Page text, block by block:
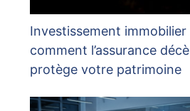
Investissement immobilier
comment l’assurance
protège votre patrimoine